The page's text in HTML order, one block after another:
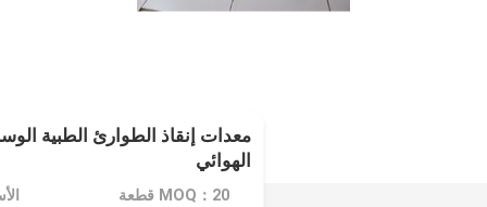
معدات إنقاذ الطوارئ الطبية
الهوائي
MOQ：20 قطعة